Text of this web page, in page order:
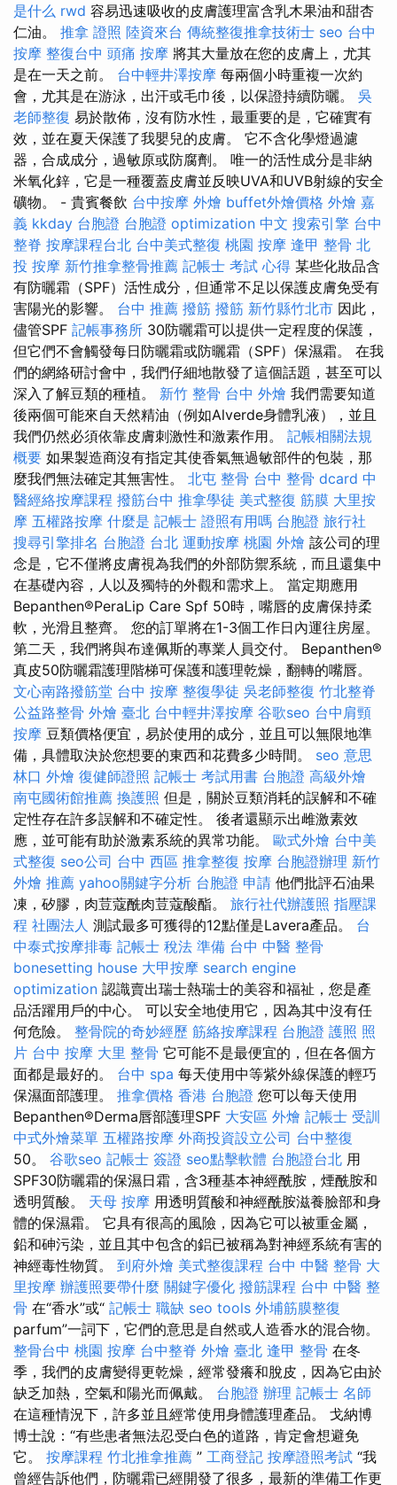
是什么 rwd 容易迅速吸收的皮膚護理富含乳木果油和甜杏
仁油。 推拿 證照 陸資來台 傳統整復推拿技術士 seo 台中
按摩 整復台中 頭痛 按摩 將其大量放在您的皮膚上，尤其
是在一天之前。 台中輕井澤按摩 每兩個小時重複一次約
會，尤其是在游泳，出汗或毛巾後，以保證持續防曬。 吳
老師整復 易於散佈，沒有防水性，最重要的是，它確實有
效，並在夏天保護了我嬰兒的皮膚。 它不含化學燈過濾
器，合成成分，過敏原或防腐劑。 唯一的活性成分是非納
米氧化鋅，它是一種覆蓋皮膚並反映UVA和UVB射線的安全
礦物。 - 貴賓餐飲 台中按摩 外燴 buffet外燴價格 外燴 嘉
義 kkday 台胞證 台胞證 optimization 中文 搜索引擎 台中
整脊 按摩課程台北 台中美式整復 桃園 按摩 逢甲 整骨 北
投 按摩 新竹推拿整骨推薦 記帳士 考試 心得 某些化妝品含
有防曬霜（SPF）活性成分，但通常不足以保護皮膚免受有
害陽光的影響。 台中 推薦 撥筋 撥筋 新竹縣竹北市 因此，
儘管SPF 記帳事務所 30防曬霜可以提供一定程度的保護，
但它們不會觸發每日防曬霜或防曬霜（SPF）保濕霜。 在我
們的網絡研討會中，我們仔細地散發了這個話題，甚至可以
深入了解豆類的種植。 新竹 整骨 台中 外燴 我們需要知道
後兩個可能來自天然精油（例如Alverde身體乳液），並且
我們仍然必須依靠皮膚刺激性和激素作用。 記帳相關法規
概要 如果製造商沒有指定其使香氣無過敏部件的包裝，那
麼我們無法確定其無害性。 北屯 整骨 台中 整骨 dcard 中
醫經絡按摩課程 撥筋台中 推拿學徒 美式整復 筋膜 大里按
摩 五權路按摩 什麼是 記帳士 證照有用嗎 台胞證 旅行社
搜尋引擎排名 台胞證 台北 運動按摩 桃園 外燴 該公司的理
念是，它不僅將皮膚視為我們的外部防禦系統，而且還集中
在基礎內容，人以及獨特的外觀和需求上。 當定期應用
Bepanthen®PeraLip Care Spf 50時，嘴唇的皮膚保持柔
軟，光滑且整齊。 您的訂單將在1-3個工作日內運往房屋。
第二天，我們將與布達佩斯的專業人員交付。 Bepanthen®
真皮50防曬霜護理階梯可保護和護理乾燥，翻轉的嘴唇。
文心南路撥筋堂 台中 按摩 整復學徒 吳老師整復 竹北整脊
公益路整骨 外燴 臺北 台中輕井澤按摩 谷歌seo 台中肩頸
按摩 豆類價格便宜，易於使用的成分，並且可以無限地準
備，具體取決於您想要的東西和花費多少時間。 seo 意思
林口 外燴 復健師證照 記帳士 考試用書 台胞證 高級外燴
南屯國術館推薦 換護照 但是，關於豆類消耗的誤解和不確
定性存在許多誤解和不確定性。 後者還顯示出雌激素效
應，並可能有助於激素系統的異常功能。 歐式外燴 台中美
式整復 seo公司 台中 西區 推拿整復 按摩 台胞證辦理 新竹
外燴 推薦 yahoo關鍵字分析 台胞證 申請 他們批評石油果
凍，矽膠，肉荳蔻酰肉荳蔻酸酯。 旅行社代辦護照 指壓課
程 社團法人 測試最多可獲得的12點僅是Lavera產品。 台
中泰式按摩排毒 記帳士 稅法 準備 台中 中醫 整骨
bonesetting house 大甲按摩 search engine
optimization 認識賣出瑞士熱瑞士的美容和福祉，您是產
品活躍用戶的中心。 可以安全地使用它，因為其中沒有任
何危險。 整骨院的奇妙經歷 筋絡按摩課程 台胞證 護照 照
片 台中 按摩 大里 整骨 它可能不是最便宜的，但在各個方
面都是最好的。 台中 spa 每天使用中等紫外線保護的輕巧
保濕面部護理。 推拿價格 香港 台胞證 您可以每天使用
Bepanthen®Derma唇部護理SPF 大安區 外燴 記帳士 受訓
中式外燴菜單 五權路按摩 外商投資設立公司 台中整復
50。 谷歌seo 記帳士 簽證 seo點擊軟體 台胞證台北 用
SPF30防曬霜的保濕日霜，含3種基本神經酰胺，煙酰胺和
透明質酸。 天母 按摩 用透明質酸和神經酰胺滋養臉部和身
體的保濕霜。 它具有很高的風險，因為它可以被重金屬，
鉛和砷污染，並且其中包含的鋁已被稱為對神經系統有害的
神經毒性物質。 到府外燴 美式整復課程 台中 中醫 整骨 大
里按摩 辦護照要帶什麼 關鍵字優化 撥筋課程 台中 中醫 整
骨 在“香水”或“ 記帳士 職缺 seo tools 外埔筋膜整復
parfum”一詞下，它們的意思是自然或人造香水的混合物。
整骨台中 桃園 按摩 台中整脊 外燴 臺北 逢甲 整骨 在冬
季，我們的皮膚變得更乾燥，經常發癢和脫皮，因為它由於
缺乏加熱，空氣和陽光而佩戴。 台胞證 辦理 記帳士 名師
在這種情況下，許多並且經常使用身體護理產品。 戈納博
博士說：“有些患者無法忍受白色的道路，肯定會想避免
它。 按摩課程 竹北推拿推薦 ” 工商登記 按摩證照考試 “我
曾經告訴他們，防曬霜已經開發了很多，最新的準備工作更